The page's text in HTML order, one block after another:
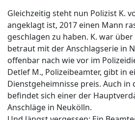
Gleichzeitig steht nun Polizist K.
angeklagt ist, 2017 einen Mann
geschlagen zu haben. K. war
betraut mit der Anschlagserie in
offenbar nach wie vor im
Detlef M., Polizeibeamter, gibt in
Dienstgeheimnisse preis. Auch in
befindet sich einer der
Anschläge in Neukölln.